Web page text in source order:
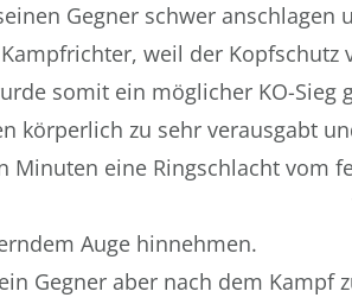
Gegner schwer anschlagen
weil der Kopfschutz
somit ein möglicher KO-Sieg
körperlich zu sehr verausgabt
Minuten eine Ringschlacht vom
vorm KO.
Auge hinnehmen.
Gegner aber nach dem Kampf